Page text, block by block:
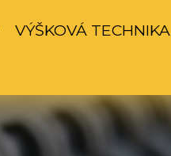
VÝŠKOVÁ TECHNIKA